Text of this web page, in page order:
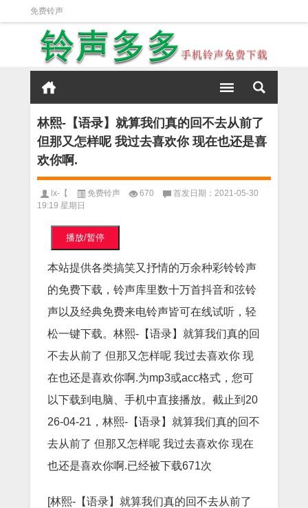
免费铃声
林熙-【语录】就算我们真的回不去从前了
但那又怎样呢 我过去喜欢你 现在也还是喜
欢你啊.
lx-【 免费铃声 670
首发日期：2021-05-30
19:19 星期日
播放/暂停
本站提供各类搞笑又抒情的万余种彩铃铃声
的免费下载，铃声库里数十万首抖音和弦铃
声以及经典免费来电铃声皆可在线试听，轻
松一键下载。林熙-【语录】就算我们真的回
不去从前了 但那又怎样呢 我过去喜欢你 现
在也还是喜欢你啊.为mp3或acc格式，您可
以下载到电脑、手机中直接播放。截止到20
26-04-21，林熙-【语录】就算我们真的回不
去从前了 但那又怎样呢 我过去喜欢你 现在
也还是喜欢你啊.已经被下载671次
[林熙-【语录】就算我们真的回不去从前了